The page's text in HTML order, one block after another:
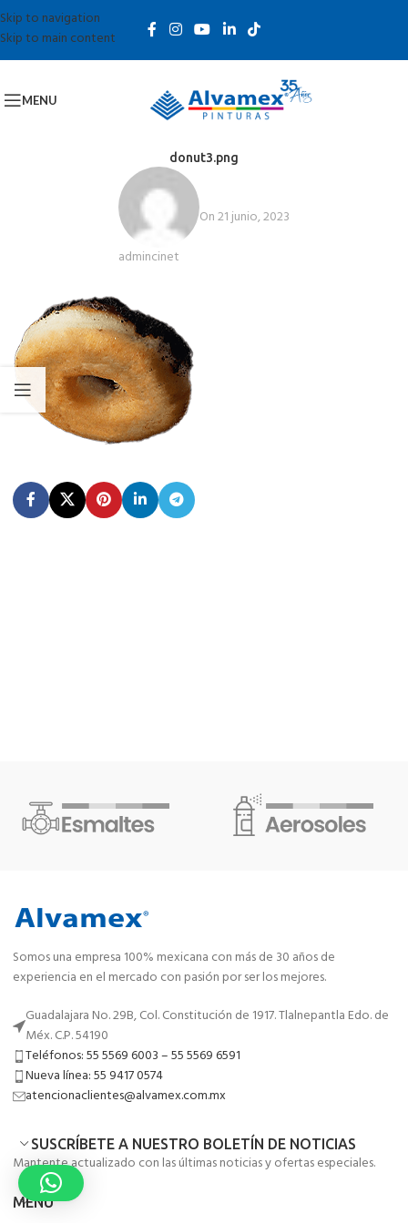
Skip to navigation
Skip to main content
MENU
donut3.png
admincinet
On 21 junio, 2023
Somos una empresa 100% mexicana con más de 30 años de
experiencia en el mercado con pasión por ser los mejores.
Guadalajara No. 29B, Col. Constitución de 1917. Tlalnepantla Edo. de
Méx. C.P. 54190
Teléfonos: 55 5569 6003 – 55 5569 6591
Nueva línea: 55 9417 0574
atencionaclientes@alvamex.com.mx
SUSCRÍBETE A NUESTRO BOLETÍN DE NOTICIAS
Mantente actualizado con las últimas noticias y ofertas especiales.
MENÚ